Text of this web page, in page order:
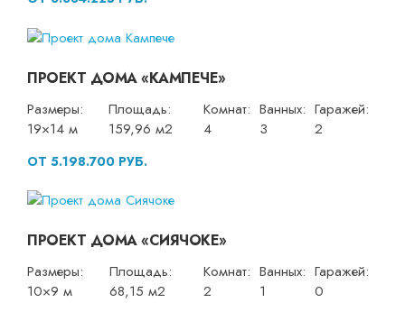
ПРОЕКТ ДОМА «КАМПЕЧЕ»
Размеры:
19×14 м
Площадь:
159,96 м2
Комнат:
4
Ванных:
3
Гаражей:
2
ОТ 5.198.700 РУБ.
ПРОЕКТ ДОМА «СИЯЧОКЕ»
Размеры:
10×9 м
Площадь:
68,15 м2
Комнат:
2
Ванных:
1
Гаражей:
0